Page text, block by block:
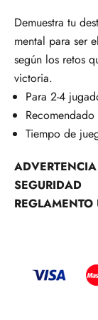
Demuestra tu
mental para ser
según los retos
victoria.
Para 2-4
Tiempo de
SEGURIDAD